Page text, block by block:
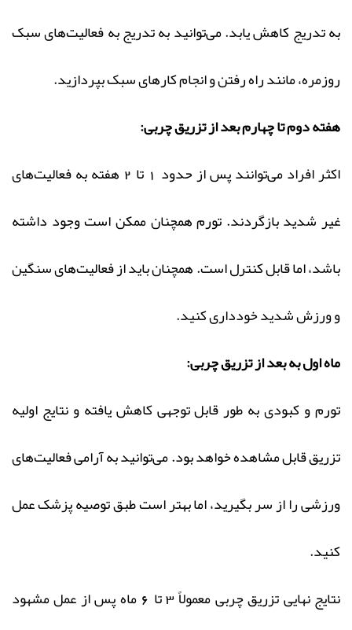
به تدریج کاهش یابد. می‌توانید به تدریج به فعالیت‌های سبک
روزمره، مانند راه رفتن و انجام کارهای سبک بپردازید.
هفته دوم تا چهارم بعد از تزریق چربی:
اکثر افراد می‌توانند پس از حدود 1 تا 2 هفته به فعالیت‌های
غیر شدید بازگردند. تورم همچنان ممکن است وجود داشته
باشد، اما قابل کنترل است. همچنان باید از فعالیت‌های سنگین
و ورزش شدید خودداری کنید.
ماه اول به بعد از تزریق چربی:
تورم و کبودی به طور قابل توجهی کاهش یافته و نتایج اولیه
تزریق قابل مشاهده خواهد بود. می‌توانید به آرامی فعالیت‌های
ورزشی را از سر بگیرید، اما بهتر است طبق توصیه پزشک عمل
کنید.
نتایج نهایی تزریق چربی معمولاً 3 تا 6 ماه پس از عمل مشهود